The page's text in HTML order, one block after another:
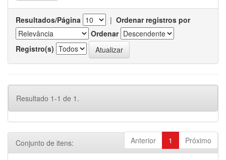
Resultados/Página | Ordenar registros por
Ordenar
Registro(s)
Resultado 1-1 de 1.
Anterior 1 Próximo
Conjunto de itens: